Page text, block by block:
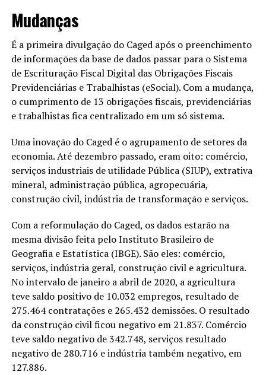
Mudanças
É a primeira divulgação do Caged após o preenchimento
de informações da base de dados passar para o Sistema
de Escrituração Fiscal Digital das Obrigações Fiscais
Previdenciárias e Trabalhistas (eSocial). Com a mudança,
o cumprimento de 13 obrigações fiscais, previdenciárias
e trabalhistas fica centralizado em um só sistema.
Uma inovação do Caged é o agrupamento de setores da
economia. Até dezembro passado, eram oito: comércio,
serviços industriais de utilidade Pública (SIUP), extrativa
mineral, administração pública, agropecuária,
construção civil, indústria de transformação e serviços.
Com a reformulação do Caged, os dados estarão na
mesma divisão feita pelo Instituto Brasileiro de
Geografia e Estatística (IBGE). São eles: comércio,
serviços, indústria geral, construção civil e agricultura.
No intervalo de janeiro a abril de 2020, a agricultura
teve saldo positivo de 10.032 empregos, resultado de
275.464 contratações e 265.432 demissões. O resultado
da construção civil ficou negativo em 21.837. Comércio
teve saldo negativo de 342.748, serviços resultado
negativo de 280.716 e indústria também negativo, em
127.886.